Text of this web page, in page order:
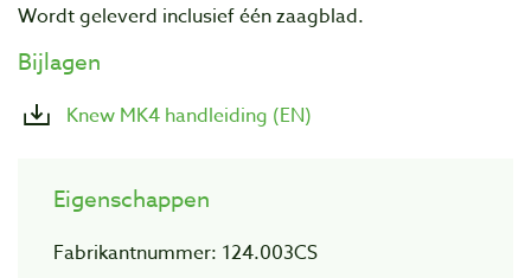
Wordt geleverd inclusief één zaagblad.
Bijlagen
Knew MK4 handleiding (EN)
Eigenschappen
Fabrikantnummer: 124.003CS